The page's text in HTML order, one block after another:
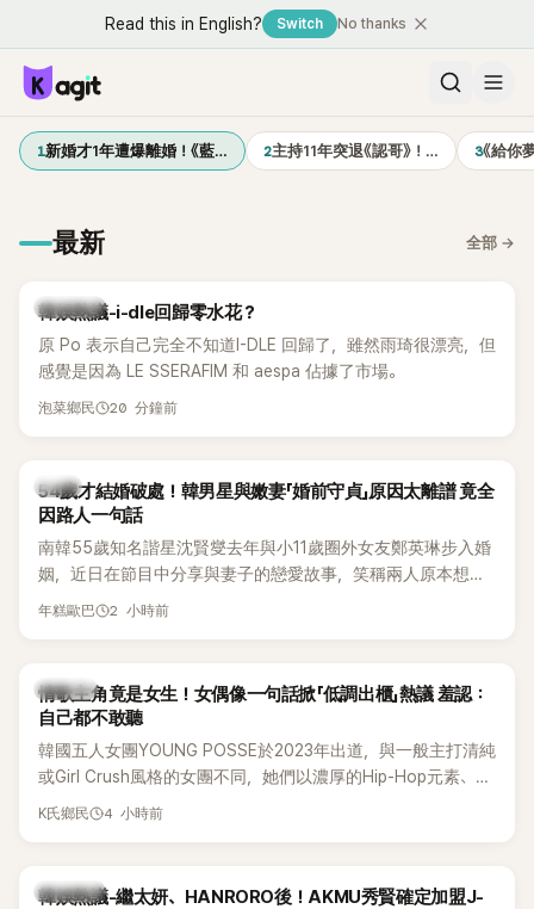
Read this in English? Switch No thanks
1新婚才1年遭爆離婚！《藍… 2主持11年突退《認哥》！… 3《給你
最新 全部 →
熱議討論
韓娛熱議-i-dle回歸零水花？
原 Po 表示自己完全不知道I-DLE 回歸了，雖然雨琦很漂亮，但
感覺是因為 LE SSERAFIM 和 aespa 佔據了市場。
泡菜鄉民 20 分鐘前
韓星
54歲才結婚破處！韓男星與嫩妻「婚前守貞」原因太離譜 竟全
因路人一句話
南韓55歲知名諧星沈賢燮去年與小11歲圈外女友鄭英琳步入婚
姻，近日在節目中分享與妻子的戀愛故事，笑稱兩人原本想享
受兩人世界，沒想到站在飯店門口時竟被路人認出，還一路替
年糕歐巴 2 小時前
K-POP
情歌主角竟是女生！女偶像一句話掀「低調出櫃」熱議 羞認：
自己都不敢聽
韓國五人女團YOUNG POSSE於2023年出道，與一般主打清純
或Girl Crush風格的女團不同，她們以濃厚的Hip-Hop元素、自
創Rap及成員親自參與創作為特色，MV也融入美式街頭、塗
為第五代女團中極具辨識度的新生代代表之一。
K氏鄉民 4 小時前
熱議討論
韓娛熱議-繼太妍、HANRORO後！AKMU秀賢確定加盟J-